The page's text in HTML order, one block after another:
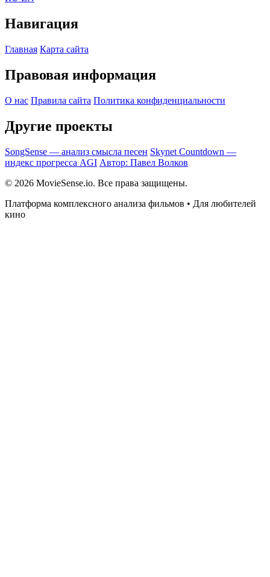
Навигация
Главная Карта сайта
Правовая информация
О нас Правила сайта Политика конфиденциальности
Другие проекты
SongSense — анализ смысла песен Skynet Countdown —
индекс прогресса AGI Автор: Павел Волков
© 2026 MovieSense.io. Все права защищены.
Платформа комплексного анализа фильмов • Для любителей
кино